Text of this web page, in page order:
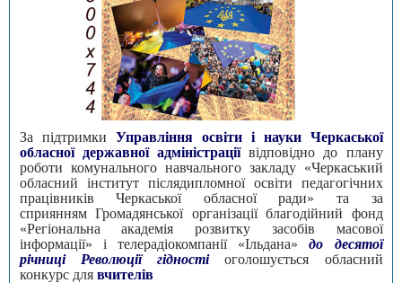
За підтримки Управління освіти і науки Черкаської
обласної державної адміністраціївідповідно до плану
роботи комунального навчального закладу «Черкаський
обласний інститут післядипломної освіти педагогічних
працівників Черкаської обласної ради» та за
сприянням Громадянської організації благодійний фонд
«Регіональна академія розвитку засобів масової
інформації» і телерадіокомпанії «Ільдана»до десятої
річниці Революції гідностіоголошується обласний
конкурс для вчителів